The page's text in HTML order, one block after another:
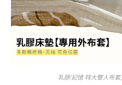
乳膠/記憶 特大雙人布套,